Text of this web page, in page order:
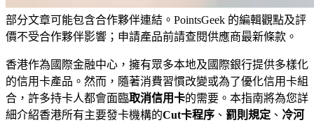
部分文章可能包含合作夥伴連結。PointsGeek 的編輯觀點及評
價不受合作夥伴影響；申請產品前請查閱供應商最新條款。
香港作為國際金融中心，擁有眾多本地及國際銀行提供多樣化
的信用卡產品。然而，隨著消費習慣改變或為了優化信用卡組
合，許多持卡人都會面臨取消信用卡的需要。本指南將為您詳
細介紹香港所有主要發卡機構的Cut卡程序 、 罰則規定 、 冷河